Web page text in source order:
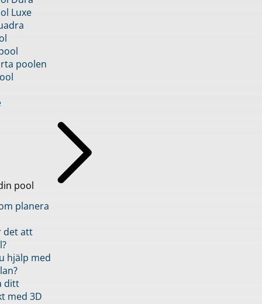
Luxe
poolen
pool
planera
det att
hjälp med
ditt
med 3D